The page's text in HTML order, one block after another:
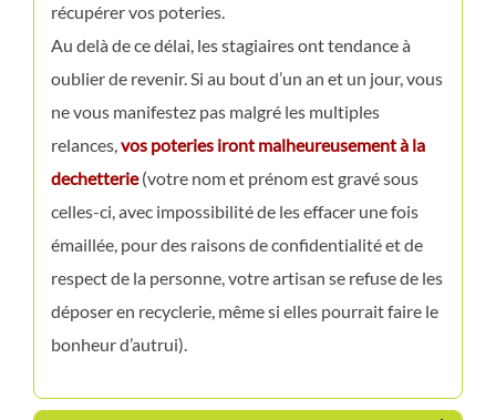
récupérer vos poteries.
Au delà de ce délai, les stagiaires ont tendance à
oublier de revenir. Si au bout d’un an et un jour, vous
ne vous manifestez pas malgré les multiples
relances,vos poteries iront malheureusement à la
dechetterie(votre nom et prénom est gravé sous
celles-ci, avec impossibilité de les effacer une fois
émaillée, pour des raisons de confidentialité et de
respect de la personne, votre artisan se refuse de les
déposer en recyclerie, même si elles pourrait faire le
bonheur d’autrui).